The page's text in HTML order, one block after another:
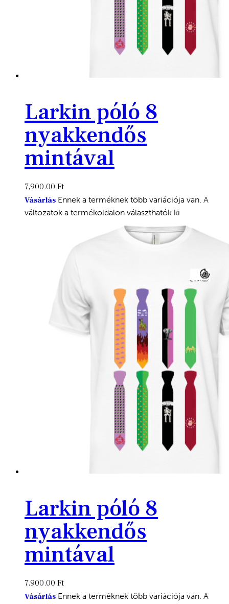
Larkin póló 8
nyakkendős
mintával
7,900.00 Ft
Vásárlás Ennek a terméknek több variációja van. A
változatok a termékoldalon választhatók ki
Larkin póló 8
nyakkendős
mintával
7,900.00 Ft
Vásárlás Ennek a terméknek több variációja van. A